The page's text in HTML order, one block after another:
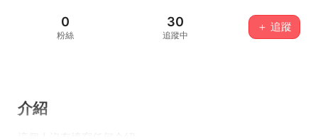
0
粉絲
30
追蹤中
＋ 追蹤
介紹